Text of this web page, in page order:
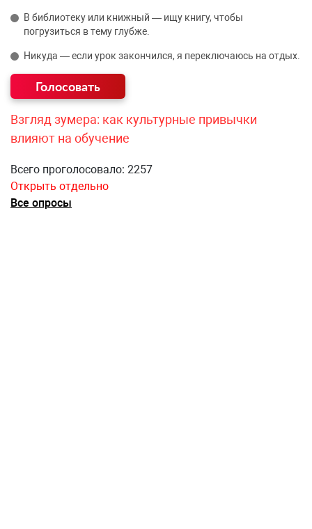
В библиотеку или книжный — ищу книгу, чтобы
погрузиться в тему глубже.
Никуда — если урок закончился, я переключаюсь на отдых.
Взгляд зумера: как культурные привычки
влияют на обучение
Всего проголосовало: 2257
Открыть отдельно
Все опросы